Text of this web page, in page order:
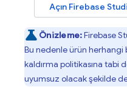
Açın Firebase
Önizleme:Firebase
Bu nedenle ürün herhangi
kaldırma politikasına tabi
uyumsuz olacak şekilde